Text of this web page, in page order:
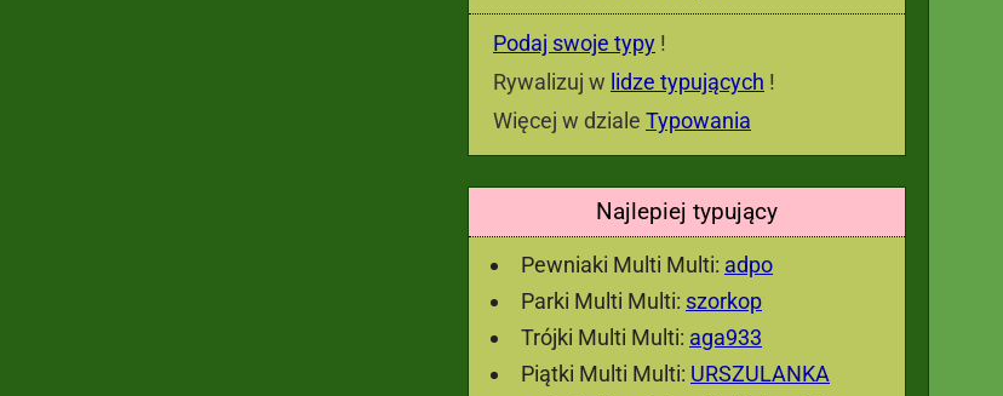
Podaj swoje typy !
Rywalizuj w lidze typujących !
Więcej w dziale Typowania
Najlepiej typujący
Pewniaki Multi Multi: adpo
Parki Multi Multi: szorkop
Trójki Multi Multi: aga933
Piątki Multi Multi: URSZULANKA